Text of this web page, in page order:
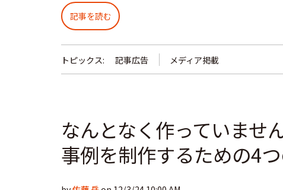
記事を読む
トピックス: 記事広告 メディア掲載
なんとなく作っていませ
事例を制作するための4